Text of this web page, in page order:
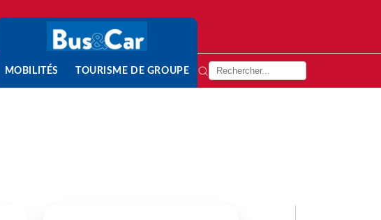
MOBILITÉS TOURISME DE GROUPE